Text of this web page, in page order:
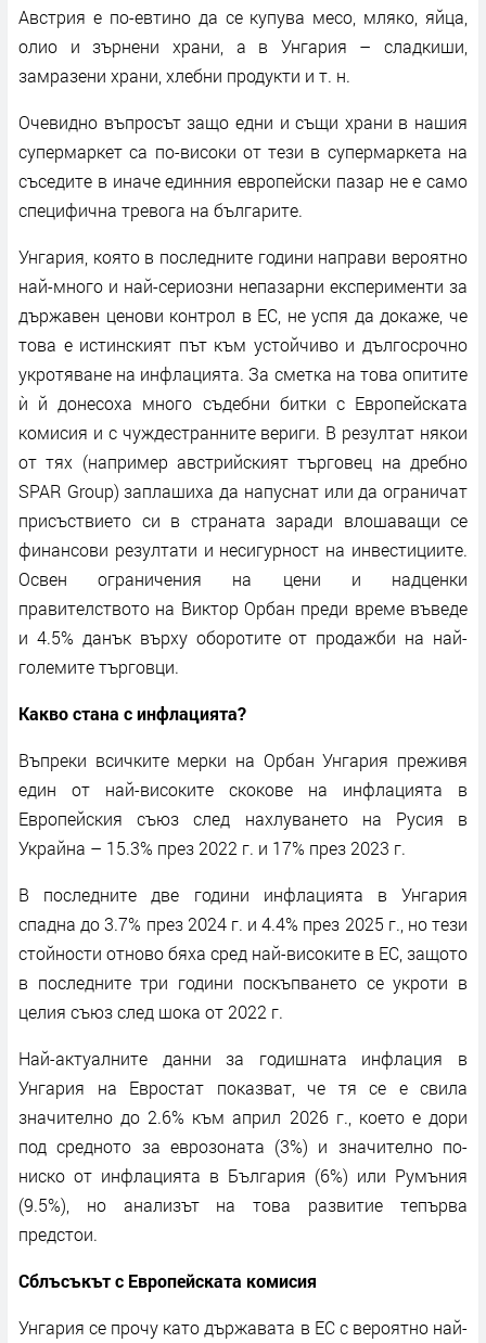
Австрия е по-евтино да се купува месо, мляко, яйца,
олио и зърнени храни, а в Унгария – сладкиши,
замразени храни, хлебни продукти и т. н.
Очевидно въпросът защо едни и същи храни в нашия
супермаркет са по-високи от тези в супермаркета на
съседите в иначе единния европейски пазар не е само
специфична тревога на българите.
Унгария, която в последните години направи вероятно
най-много и най-сериозни непазарни експерименти за
държавен ценови контрол в ЕС, не успя да докаже, че
това е истинският път към устойчиво и дългосрочно
укротяване на инфлацията. За сметка на това опитите
ѝ й донесоха много съдебни битки с Европейската
комисия и с чуждестранните вериги. В резултат някои
от тях (например австрийският търговец на дребно
SPAR Group) заплашиха да напуснат или да ограничат
присъствието си в страната заради влошаващи се
финансови резултати и несигурност на инвестициите.
Освен ограничения на цени и надценки
правителството на Виктор Орбан преди време въведе
и 4.5% данък върху оборотите от продажби на най-
големите търговци.
Какво стана с инфлацията?
Въпреки всичките мерки на Орбан Унгария преживя
един от най-високите скокове на инфлацията в
Европейския съюз след нахлуването на Русия в
Украйна – 15.3% през 2022 г. и 17% през 2023 г.
В последните две години инфлацията в Унгария
спадна до 3.7% през 2024 г. и 4.4% през 2025 г., но тези
стойности отново бяха сред най-високите в ЕС, защото
в последните три години поскъпването се укроти в
целия съюз след шока от 2022 г.
Най-актуалните данни за годишната инфлация в
Унгария на Евростат показват, че тя се е свила
значително до 2.6% към април 2026 г., което е дори
под средното за еврозоната (3%) и значително по-
ниско от инфлацията в България (6%) или Румъния
(9.5%), но анализът на това развитие тепърва
предстои.
Сблъсъкът с Европейската комисия
Унгария се прочу като държавата в ЕС с вероятно най-